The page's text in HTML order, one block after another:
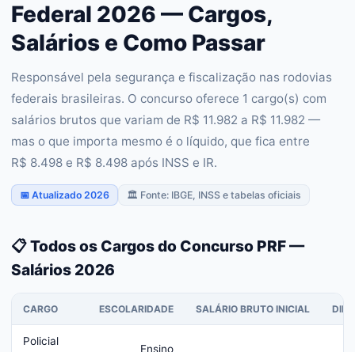
Federal 2026 — Cargos,
Salários e Como Passar
Responsável pela segurança e fiscalização nas rodovias
federais brasileiras. O concurso oferece 1 cargo(s) com
salários brutos que variam de R$ 11.982 a R$ 11.982 —
mas o que importa mesmo é o líquido, que fica entre
R$ 8.498 e R$ 8.498 após INSS e IR.
📅 Atualizado 2026 🏛️ Fonte: IBGE, INSS e tabelas oficiais
📋 Todos os Cargos do Concurso PRF —
Salários 2026
CARGO ESCOLARIDADE SALÁRIO BRUTO INICIAL
Policial
Ensino